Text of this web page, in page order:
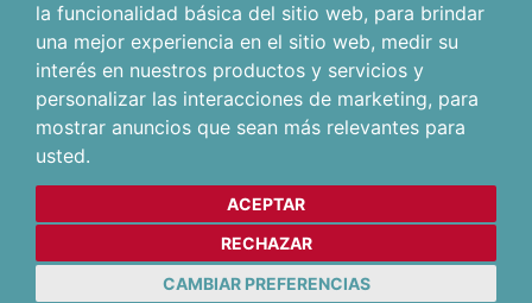
la funcionalidad básica del sitio web, para brindar
una mejor experiencia en el sitio web, medir su
interés en nuestros productos y servicios y
personalizar las interacciones de marketing, para
mostrar anuncios que sean más relevantes para
usted.
ACEPTAR
RECHAZAR
CAMBIAR PREFERENCIAS